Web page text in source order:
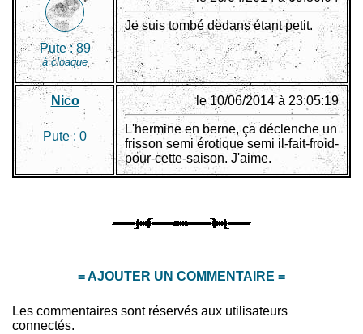
Pute :89
à cloaque
Je suis tombé dedans étant petit.
Nico
Pute : 0
le 10/06/2014 à 23:05:19
L'hermine en berne, ça déclenche un
frisson semi érotique semi il-fait-froid-
pour-cette-saison. J'aime.
= AJOUTER UN COMMENTAIRE =
Les commentaires sont réservés aux utilisateurs
connectés.